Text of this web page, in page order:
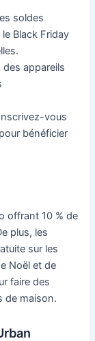
soldes
Black Friday
des appareils
vous
bénéficier
offrant 10 % de
plus, les
sur les
Noël et de
faire des
de maison.